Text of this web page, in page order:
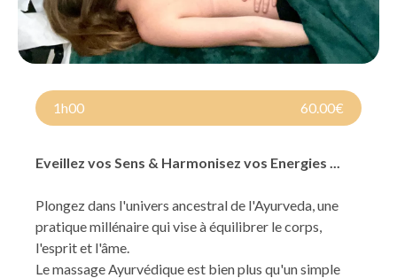
1h00 60.00€
Eveillez vos Sens & Harmonisez vos Energies ...
Plongez dans l'univers ancestral de l'Ayurveda, une
pratique millénaire qui vise à équilibrer le corps,
l'esprit et l'âme.
Le massage Ayurvédique est bien plus qu'un simple